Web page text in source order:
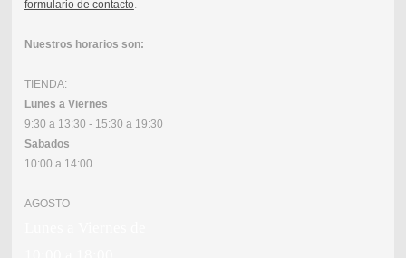
formulario de contacto.
Nuestros horarios son:
TIENDA:
Lunes a Viernes
9:30 a 13:30 - 15:30 a 19:30
Sabados
10:00 a 14:00
AGOSTO